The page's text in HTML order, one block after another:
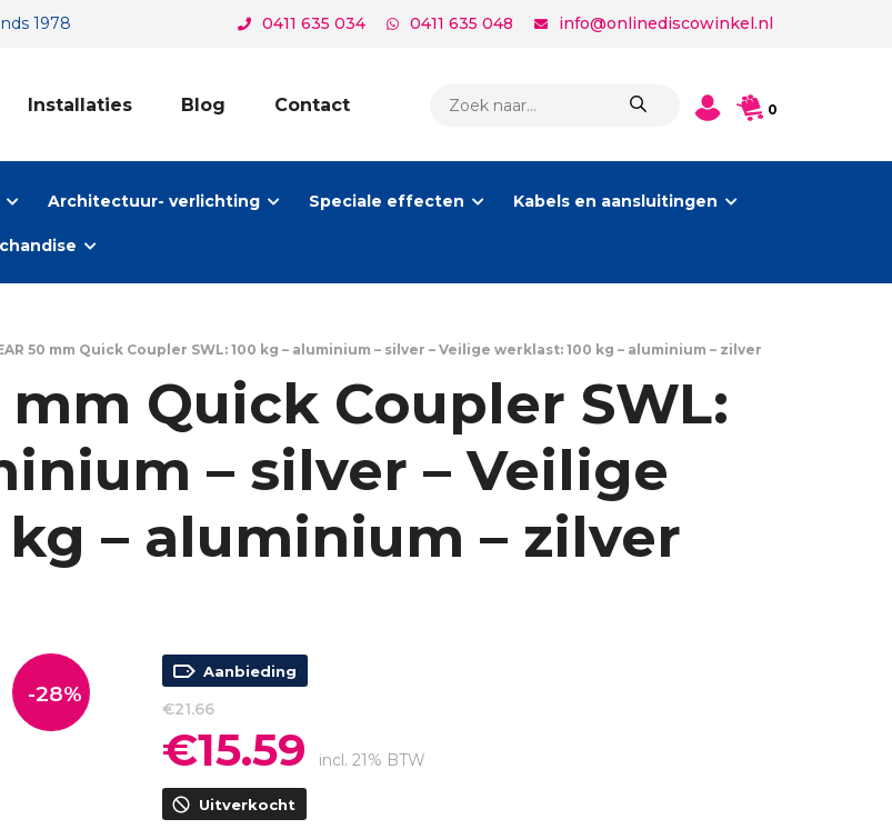
1978 0411 635 034 0411 635 048 info@onlinediscowinkel.nl
Installaties Blog Contact
ZOEKEN
0
Architectuur- verlichting Speciale effecten Kabels en aansluitingen
50 mm Quick Coupler SWL: 100 kg – aluminium – silver – Veilige werklast: 100 kg – aluminium – zilver
mm Quick Coupler SWL:
– silver – Veilige
– aluminium – zilver
-28%
Aanbieding
€21.66
Oorspronkelijke
prijs
was:
€21.66.
€15.59 prijs
is:
€15.59.
incl. 21% BTW
Uitverkocht